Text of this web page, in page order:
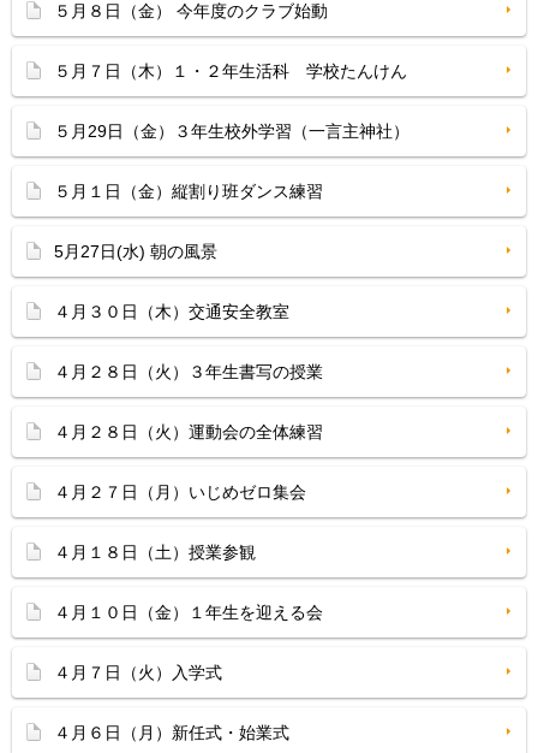
５月８日（金） 今年度のクラブ始動
５月７日（木）１・２年生活科 学校たんけん
５月29日（金）３年生校外学習（一言主神社）
５月１日（金）縦割り班ダンス練習
5月27日(水) 朝の風景
４月３０日（木）交通安全教室
４月２８日（火）３年生書写の授業
４月２８日（火）運動会の全体練習
４月２７日（月）いじめゼロ集会
４月１８日（土）授業参観
４月１０日（金）１年生を迎える会
４月７日（火）入学式
４月６日（月）新任式・始業式